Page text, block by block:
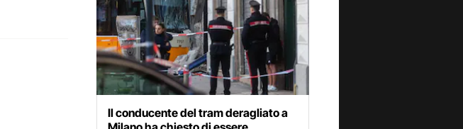
Il conducente del tram deragliato a